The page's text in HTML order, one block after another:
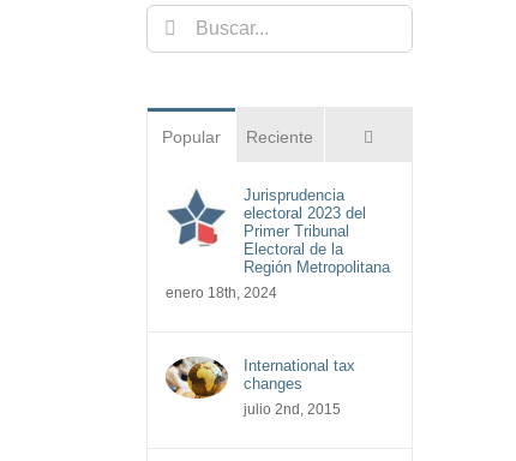
Buscar:
Popular Reciente
Jurisprudencia
electoral 2023 del
Primer Tribunal
Electoral de la
Región Metropolitana
enero 18th, 2024
International tax
changes
julio 2nd, 2015